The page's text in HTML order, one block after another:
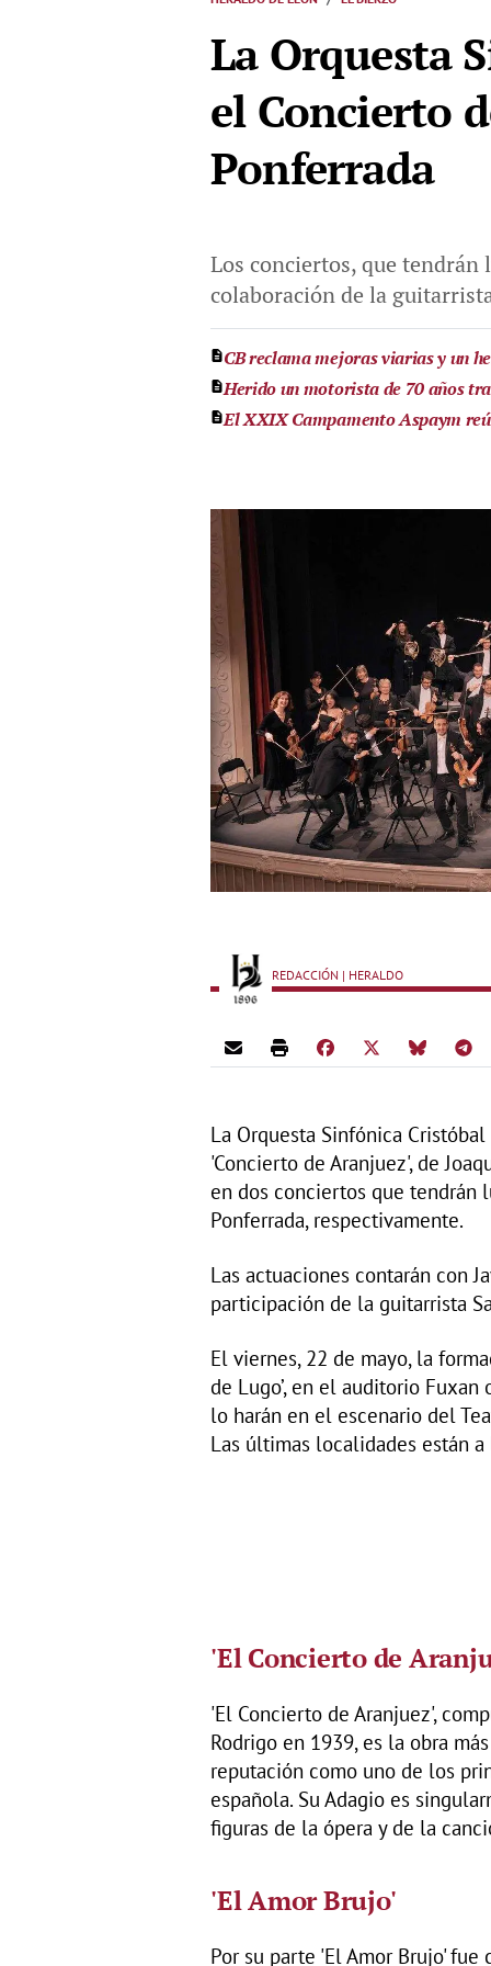
La Orquesta
el Concierto
Ponferrada
Los conciertos, que
colaboración de la
CB reclama mejoras viarias y un
Herido un motorista de 70 años
El XXIX Campamento Aspaym
REDACCIÓN | HERALDO
La Orquesta Sinfónica
'Concierto de Aranjuez', de
en dos conciertos que tendrán
Ponferrada, respectivamente.
Las actuaciones contarán con
participación de la guitarrista
El viernes, 22 de mayo, la
de Lugo’, en el auditorio Fuxan
lo harán en el escenario del
Las últimas localidades están a
'El Concierto de
'El Concierto de Aranjuez',
Rodrigo en 1939, es la obra
reputación como uno de los
española. Su Adagio es
figuras de la ópera y de la
'El Amor Brujo'
Por su parte 'El Amor Brujo'